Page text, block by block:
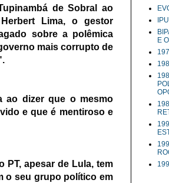
de Sobral ao
Lima, o gestor
sobre a polêmica
mais corrupto de
ao dizer que o mesmo
e que é mentiroso e
PT, apesar de Lula, tem
o seu grupo político em
E